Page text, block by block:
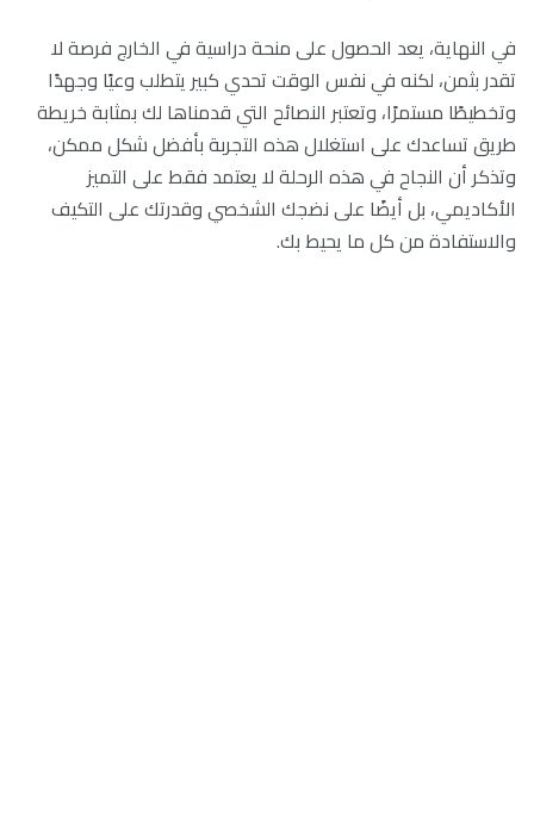
في النهاية، يعد الحصول على منحة دراسية في الخارج فرصة لا
تقدر بثمن، لكنه في نفس الوقت تحدي كبير يتطلب وعيًا وجهدًا
وتخطيطًا مستمرًا، وتعتبر النصائح التي قدمناها لك بمثابة خريطة
طريق تساعدك على استغلال هذه التجربة بأفضل شكل ممكن،
وتذكر أن النجاح في هذه الرحلة لا يعتمد فقط على التميز
الأكاديمي، بل أيضًا على نضجك الشخصي وقدرتك على التكيف
والاستفادة من كل ما يحيط بك.